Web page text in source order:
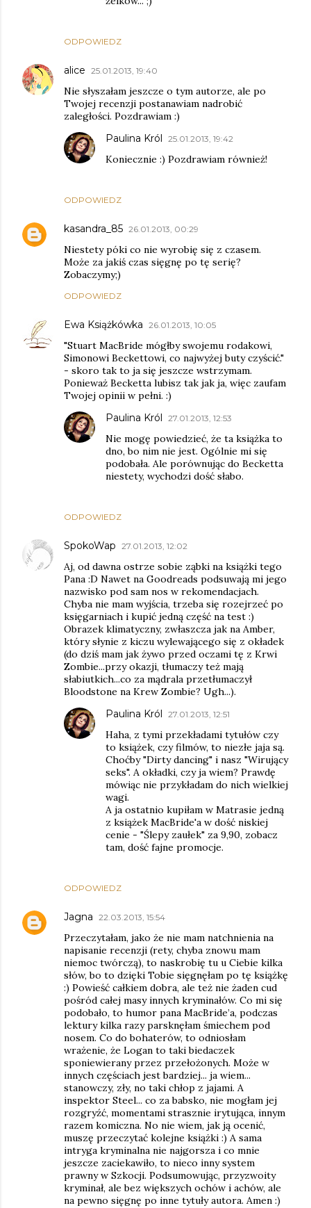
ODPOWIEDZ
alice 25.01.2013, 19:40
Nie słyszałam jeszcze o tym autorze, ale po
Twojej recenzji postanawiam nadrobić
zaległości. Pozdrawiam :)
ODPOWIEDZ
Paulina Król 25.01.2013, 19:42
Koniecznie :) Pozdrawiam również!
kasandra_85 26.01.2013, 00:29
Niestety póki co nie wyrobię się z czasem.
Może za jakiś czas sięgnę po tę serię?
Zobaczymy;)
ODPOWIEDZ
Ewa Książkówka 26.01.2013, 10:05
"Stuart MacBride mógłby swojemu rodakowi,
Simonowi Beckettowi, co najwyżej buty czyścić."
- skoro tak to ja się jeszcze wstrzymam.
Ponieważ Becketta lubisz tak jak ja, więc zaufam
Twojej opinii w pełni. :)
ODPOWIEDZ
Paulina Król 27.01.2013, 12:53
Nie mogę powiedzieć, że ta książka to
dno, bo nim nie jest. Ogólnie mi się
podobała. Ale porównując do Becketta
niestety, wychodzi dość słabo.
SpokoWap 27.01.2013, 12:02
Aj, od dawna ostrze sobie ząbki na książki tego
Pana :D Nawet na Goodreads podsuwają mi jego
nazwisko pod sam nos w rekomendacjach.
Chyba nie mam wyjścia, trzeba się rozejrzeć po
księgarniach i kupić jedną część na test :)
Obrazek klimatyczny, zwłaszcza jak na Amber,
który słynie z kiczu wylewającego się z okładek
(do dziś mam jak żywo przed oczami tę z Krwi
Zombie...przy okazji, tłumaczy też mają
słabiutkich...co za mądrala przetłumaczył
Bloodstone na Krew Zombie? Ugh...).
ODPOWIEDZ
Paulina Król 27.01.2013, 12:51
Haha, z tymi przekładami tytułów czy
to książek, czy filmów, to niezłe jaja są.
Choćby "Dirty dancing" i nasz "Wirujący
seks". A okładki, czy ja wiem? Prawdę
mówiąc nie przykładam do nich wielkiej
wagi.
A ja ostatnio kupiłam w Matrasie jedną
z książek MacBride'a w dość niskiej
cenie - "Ślepy zaułek" za 9,90, zobacz
tam, dość fajne promocje.
Jagna 22.03.2013, 15:54
Przeczytałam, jako że nie mam natchnienia na
napisanie recenzji (rety, chyba znowu mam
niemoc twórczą), to naskrobię tu u Ciebie kilka
słów, bo to dzięki Tobie sięgnęłam po tę książkę
:) Powieść całkiem dobra, ale też nie żaden cud
pośród całej masy innych kryminałów. Co mi się
podobało, to humor pana MacBride’a, podczas
lektury kilka razy parsknęłam śmiechem pod
nosem. Co do bohaterów, to odniosłam
wrażenie, że Logan to taki biedaczek
sponiewierany przez przełożonych. Może w
innych częściach jest bardziej... ja wiem...
stanowczy, zły, no taki chłop z jajami. A
inspektor Steel... co za babsko, nie mogłam jej
rozgryźć, momentami strasznie irytująca, innym
razem komiczna. No nie wiem, jak ją ocenić,
muszę przeczytać kolejne książki :) A sama
intryga kryminalna nie najgorsza i co mnie
jeszcze zaciekawiło, to nieco inny system
prawny w Szkocji. Podsumowując, przyzwoity
kryminał, ale bez większych ochów i achów, ale
na pewno sięgnę po inne tytuły autora. Amen :)